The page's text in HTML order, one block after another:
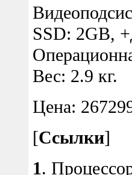
SSD: 2GB,
Вес: 2.9 кг.
Цена:
[Ссылки]
1.